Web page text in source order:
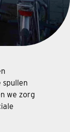
we zorg